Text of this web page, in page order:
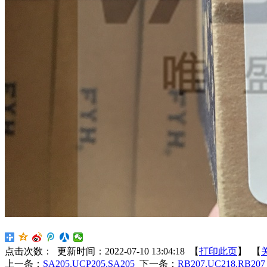
点击次数： 更新时间：2022-07-10 13:04:18 【打印此页】 【
上一条： SA205,UCP205,SA205 下一条： RB207,UC218,RB207